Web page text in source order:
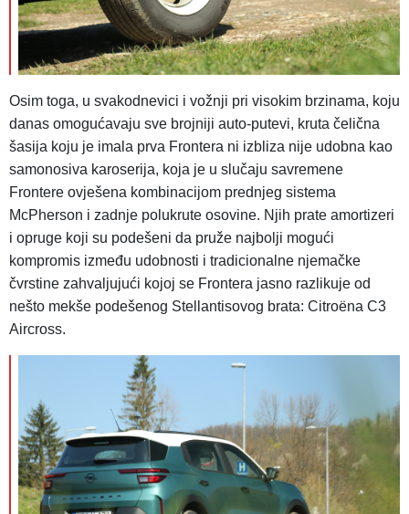
Osim toga, u svakodnevici i vožnji pri visokim brzinama, koju
danas omogućavaju sve brojniji auto-putevi, kruta čelična
šasija koju je imala prva Frontera ni izbliza nije udobna kao
samonosiva karoserija, koja je u slučaju savremene
Frontere ovješena kombinacijom prednjeg sistema
McPherson i zadnje polukrute osovine. Njih prate amortizeri
i opruge koji su podešeni da pruže najbolji mogući
kompromis između udobnosti i tradicionalne njemačke
čvrstine zahvaljujući kojoj se Frontera jasno razlikuje od
nešto mekše podešenog Stellantisovog brata: Citroëna C3
Aircross.